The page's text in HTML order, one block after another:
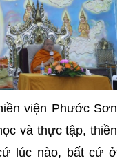
viện Phước Sơn
và thực tập, thiền
lúc nào, bất cứ ở